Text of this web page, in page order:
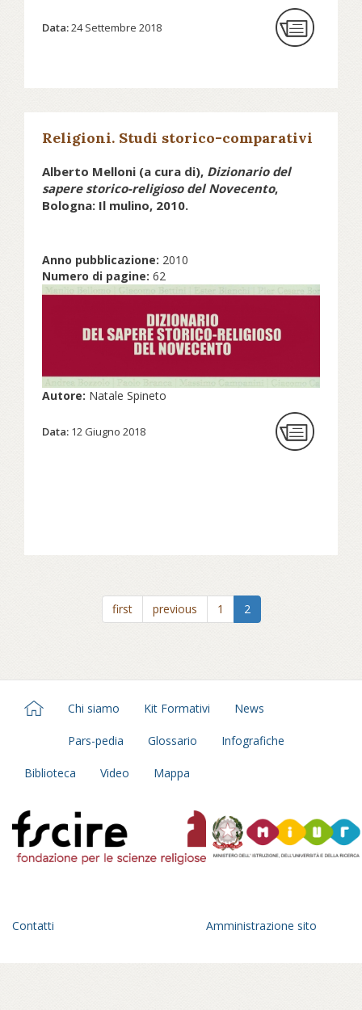
Data:24 Settembre 2018
Religioni. Studi storico-comparativi
Alberto Melloni (a cura di), Dizionario del
sapere storico-religioso del Novecento,
Bologna: Il mulino, 2010.
Anno pubblicazione: 2010
Numero di pagine: 62
Autore: Natale Spineto
Data: 12 Giugno 2018
first previous 1 2
Chi siamo Kit Formativi News
Pars-pedia Glossario Infografiche
Biblioteca Video Mappa
Contatti Amministrazione sito